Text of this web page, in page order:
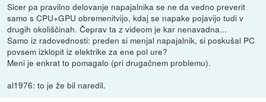
Sicer pa pravilno delovanje napajalnika se ne da vedno preverit
samo s CPU+GPU obremenitvijo, kdaj se napake pojavijo tudi v
drugih okoliščinah. Čeprav ta z videom je kar nenavadna...
Samo iz radovednosti: preden si menjal napajalnik, si poskušal PC
povsem izklopit iz elektrike za ene pol ure?
Meni je enkrat to pomagalo (pri drugačnem problemu).
al1976: to je že bil naredil.